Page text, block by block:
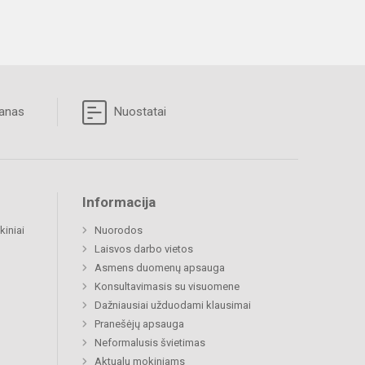
Nuostatai
Informacija
Nuorodos
Laisvos darbo vietos
Asmens duomenų apsauga
Konsultavimasis su visuomene
Dažniausiai užduodami klausimai
Pranešėjų apsauga
Neformalusis švietimas
Aktualu mokiniams